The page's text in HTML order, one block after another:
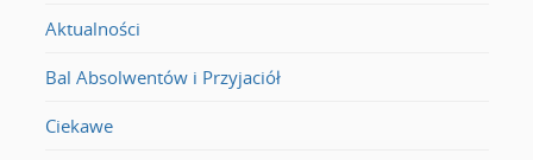
Aktualności
Bal Absolwentów i Przyjaciół
Ciekawe